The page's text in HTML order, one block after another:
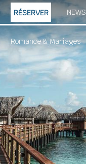
Romance & Mariages
NEWS
RÉSERVER